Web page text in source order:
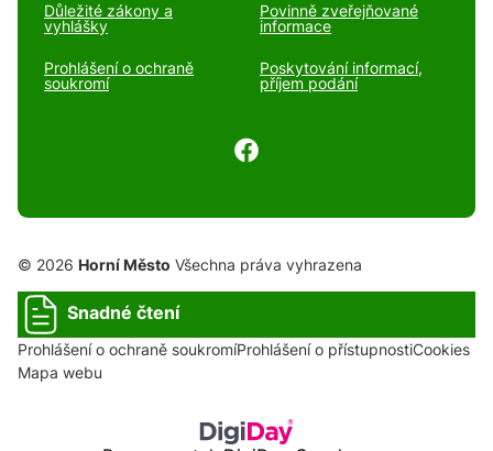
Důležité zákony a
vyhlášky
Povinně zveřejňované
informace
Prohlášení o ochraně
soukromí
Poskytování informací,
příjem podání
© 2026 Horní Město Všechna práva vyhrazena
Snadné čtení
Prohlášení o ochraně soukromíProhlášení o přístupnostiCookies
Mapa webu